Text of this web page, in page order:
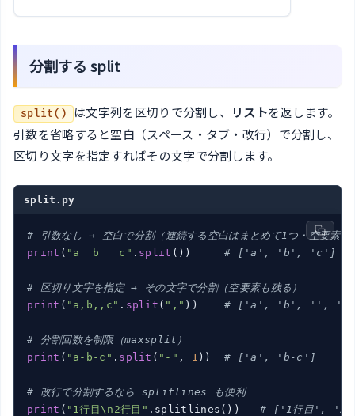
分割する split
split() は文字列を区切りで分割し、 リストを返します。
引数を省略すると空白（スペース・タブ・改行）で分割し、
区切り文字を指定すればその文字で分割します。
split.py
# 引数なし → 空白で分割（連続する空白はまとめて1つ・空要素は
print ( "a  b   c" . split ()) # ['a', 'b', 'c']
# 区切り文字を指定 → その文字で分割（空要素も残る）
print ( "a,b,,c" . split ( "," )) # ['a', 'b', '',
# 分割回数を制限（maxsplit）
print ( "a-b-c" . split ( "-" , 1 )) # ['a', 'b-c']
# 改行で分割するなら splitlines も便利
print ( "1行目\n2行目" .splitlines()) # ['1行目', '2